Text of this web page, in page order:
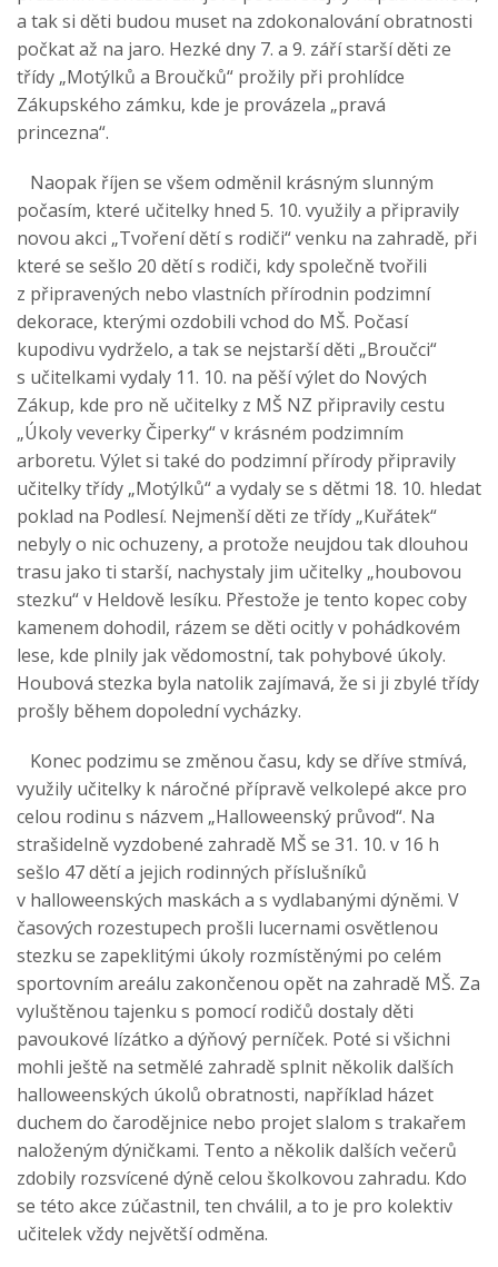
a tak si děti budou muset na zdokonalování obratnosti
počkat až na jaro. Hezké dny 7. a 9. září starší děti ze
třídy „Motýlků a Broučků“ prožily při prohlídce
Zákupského zámku, kde je provázela „pravá
princezna“.
Naopak říjen se všem odměnil krásným slunným
počasím, které učitelky hned 5. 10. využily a připravily
novou akci „Tvoření dětí s rodiči“ venku na zahradě, při
které se sešlo 20 dětí s rodiči, kdy společně tvořili
z připravených nebo vlastních přírodnin podzimní
dekorace, kterými ozdobili vchod do MŠ. Počasí
kupodivu vydrželo, a tak se nejstarší děti „Broučci“
s učitelkami vydaly 11. 10. na pěší výlet do Nových
Zákup, kde pro ně učitelky z MŠ NZ připravily cestu
„Úkoly veverky Čiperky“ v krásném podzimním
arboretu. Výlet si také do podzimní přírody připravily
učitelky třídy „Motýlků“ a vydaly se s dětmi 18. 10. hledat
poklad na Podlesí. Nejmenší děti ze třídy „Kuřátek“
nebyly o nic ochuzeny, a protože neujdou tak dlouhou
trasu jako ti starší, nachystaly jim učitelky „houbovou
stezku“ v Heldově lesíku. Přestože je tento kopec coby
kamenem dohodil, rázem se děti ocitly v pohádkovém
lese, kde plnily jak vědomostní, tak pohybové úkoly.
Houbová stezka byla natolik zajímavá, že si ji zbylé třídy
prošly během dopolední vycházky.
Konec podzimu se změnou času, kdy se dříve stmívá,
využily učitelky k náročné přípravě velkolepé akce pro
celou rodinu s názvem „Halloweenský průvod“. Na
strašidelně vyzdobené zahradě MŠ se 31. 10. v 16 h
sešlo 47 dětí a jejich rodinných příslušníků
v halloweenských maskách a s vydlabanými dýněmi. V
časových rozestupech prošli lucernami osvětlenou
stezku se zapeklitými úkoly rozmístěnými po celém
sportovním areálu zakončenou opět na zahradě MŠ. Za
vyluštěnou tajenku s pomocí rodičů dostaly děti
pavoukové lízátko a dýňový perníček. Poté si všichni
mohli ještě na setmělé zahradě splnit několik dalších
halloweenských úkolů obratnosti, například házet
duchem do čarodějnice nebo projet slalom s trakařem
naloženým dýničkami. Tento a několik dalších večerů
zdobily rozsvícené dýně celou školkovou zahradu. Kdo
se této akce zúčastnil, ten chválil, a to je pro kolektiv
učitelek vždy největší odměna.